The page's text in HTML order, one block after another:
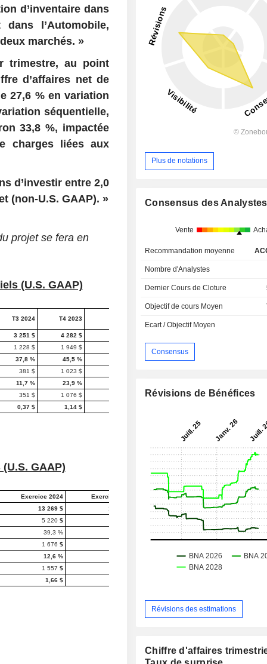
d’inventaire dans
l’Automobile,
marchés. »
trimestre, au point
d’affaires net de
27,6 % en variation
séquentielle,
33,8 %, impactée
charges liées aux
d’investir entre 2,0
(non-U.S. GAAP). »
projet se fera en
(U.S. GAAP)
T3 2024 T4 2023
3 251 $ 4 282 $
1 228 $
1 949 $
37,8 %
45,5 %
-780 pb
381 $
1 023 $
11,7 %
23,9 %
351 $
1 076 $
-68,3 %
0,37 $
1,14 $
GAAP)
Exercice 2024 Exercice 2023
Année/Année
13 269 $
17 286 $
-23,2 %
5 220 $
-37,0 %
39,3 %
-860 pb*
1 676 $
12,6 %
-1 410 pb
1 557 $
-63,0 %
1,66 $
Plus de notations
Consensus des Analystes
Vente
Recommandation moyenne
Nombre d'Analystes
Dernier Cours de Cloture
Objectif de cours Moyen
Ecart / Objectif Moyen
Consensus
Révisions de Bénéfices
Révisions des estimations
Chiffre d'affaires